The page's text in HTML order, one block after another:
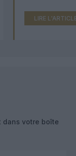
LIRE
dans votre boîte